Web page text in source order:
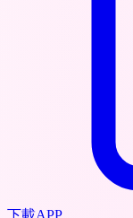
下載APP